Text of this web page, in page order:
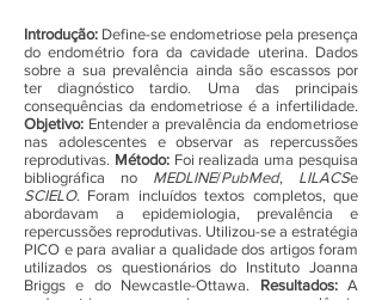
Introdução: Define-se endometriose pela presença
do endométrio fora da cavidade uterina. Dados
sobre a sua prevalência ainda são escassos por
ter diagnóstico tardio. Uma das principais
consequências da endometriose é a infertilidade.
Objetivo: Entender a prevalência da endometriose
nas adolescentes e observar as repercussões
reprodutivas. Método:Foi realizada uma pesquisa
bibliográfica no MEDLINE/PubMed, LILACSe
SCIELO. Foram incluídos textos completos, que
abordavam a epidemiologia, prevalência e
repercussões reprodutivas. Utilizou-se a estratégia
PICO e para avaliar a qualidade dos artigos foram
utilizados os questionários do Instituto Joanna
Briggs e do Newcastle-Ottawa. Resultados:A